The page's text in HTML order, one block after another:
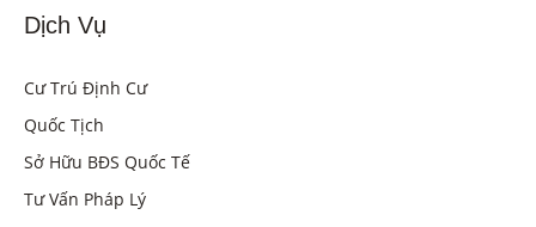
Dịch Vụ
Cư Trú Định Cư
Quốc Tịch
Sở Hữu BĐS Quốc Tế
Tư Vấn Pháp Lý